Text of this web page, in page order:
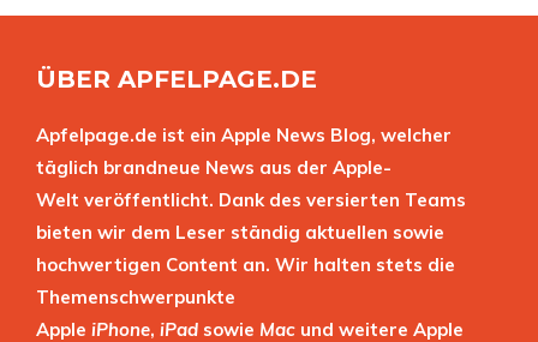
ÜBER APFELPAGE.DE
Apfelpage.de ist ein Apple News Blog, welcher
täglich brandneue News aus der Apple-
Welt veröffentlicht. Dank des versierten Teams
bieten wir dem Leser ständig aktuellen sowie
hochwertigen Content an. Wir halten stets die
Themenschwerpunkte
Apple iPhone, iPad sowie Mac und weitere Apple